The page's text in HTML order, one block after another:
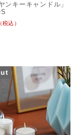
ンキーキャンドル」
（税込）